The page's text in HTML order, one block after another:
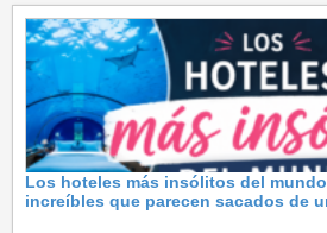
Los hoteles más insólitos del
increíbles que parecen sacados de